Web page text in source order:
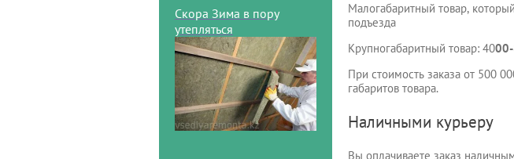
Скора Зима в пору
утепляться
Малогабаритный товар,
подъезда
Крупногабаритный товар: 40
При стоимость заказа от 500
габаритов товара.
Наличными курьеру
Вы оплачиваете заказ